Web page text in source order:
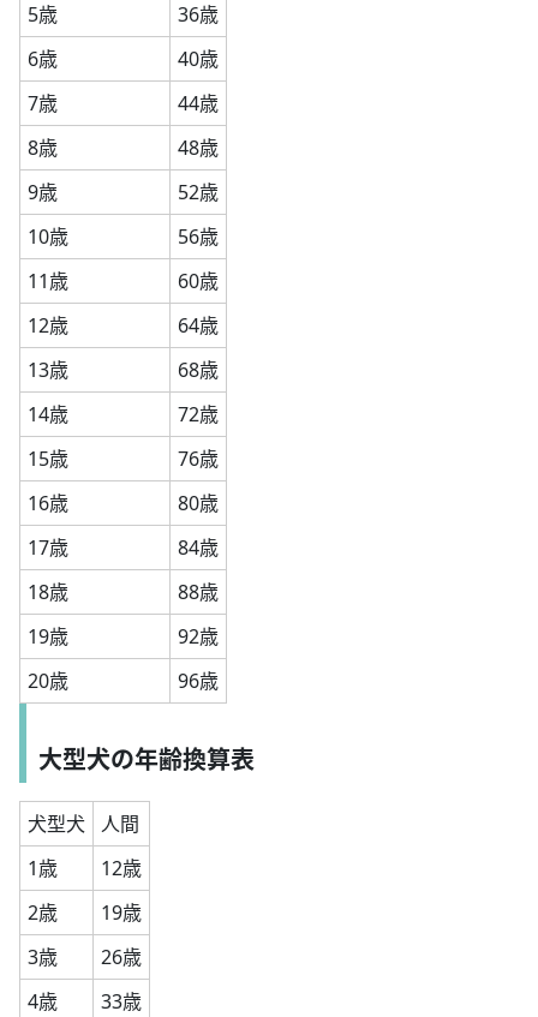
5歳
36歳
6歳
40歳
7歳
44歳
8歳
48歳
9歳
52歳
10歳
56歳
11歳
60歳
12歳
64歳
13歳
68歳
14歳
72歳
15歳
76歳
16歳
80歳
17歳
84歳
18歳
88歳
19歳
92歳
20歳
96歳
大型犬の年齢換算表
犬型犬
人間
1歳
12歳
2歳
19歳
3歳
26歳
4歳
33歳